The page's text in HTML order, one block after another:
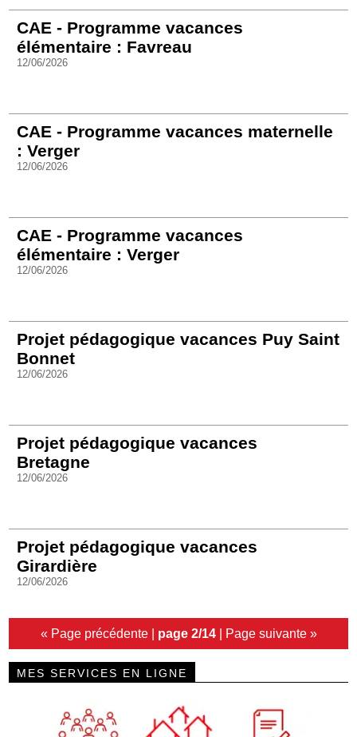
CAE - Programme vacances
élémentaire : Favreau
12/06/2026
CAE - Programme vacances maternelle
: Verger
12/06/2026
CAE - Programme vacances
élémentaire : Verger
12/06/2026
Projet pédagogique vacances Puy Saint
Bonnet
12/06/2026
Projet pédagogique vacances
Bretagne
12/06/2026
Projet pédagogique vacances
Girardière
12/06/2026
« Page précédente| page 2/14| Page suivante »
MES SERVICES EN LIGNE